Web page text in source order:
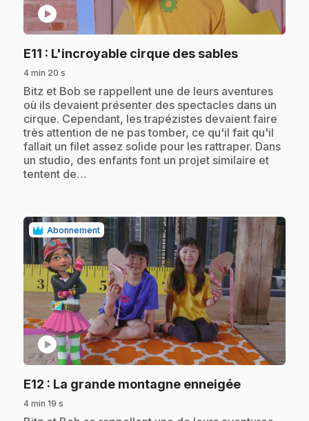
play_circle
E11 : L'incroyable cirque des sables.
4 min 20 s
.Bitz et Bob se rappellent une de leurs aventures
où ils devaient présenter des spectacles dans un
cirque. Cependant, les trapézistes devaient faire
très attention de ne pas tomber, ce qu'il fait qu'il
fallait un filet assez solide pour les rattraper. Dans
un studio, des enfants font un projet similaire et
tentent de…
Abonnement
play_circle
E12 : La grande montagne enneigée.
4 min 19 s